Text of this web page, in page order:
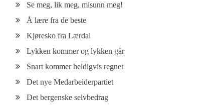
Se meg, lik meg, misunn meg!
Å lære fra de beste
Kjøresko fra Lærdal
Lykken kommer og lykken går
Snart kommer heldigvis regnet
Det nye Medarbeiderpartiet
Det bergenske selvbedrag